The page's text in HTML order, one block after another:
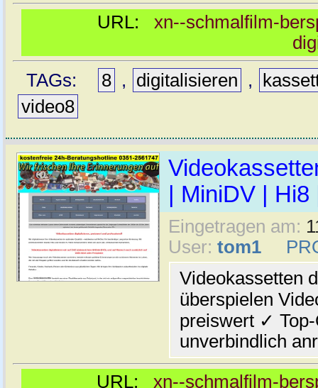
URL: xn--schmalfilm-
TAGs:
8 , digitalisieren ,
video8
| MiniDV |
Eingetragen am:
User: tom1
Videokassetten
überspielen
preiswert ✓
unverbindlich
URL: xn--schmalfilm-